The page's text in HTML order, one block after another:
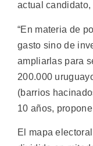
actual
“En materia de
gasto sino de
ampliarlas para
200.000
(barrios
10 años,
El mapa